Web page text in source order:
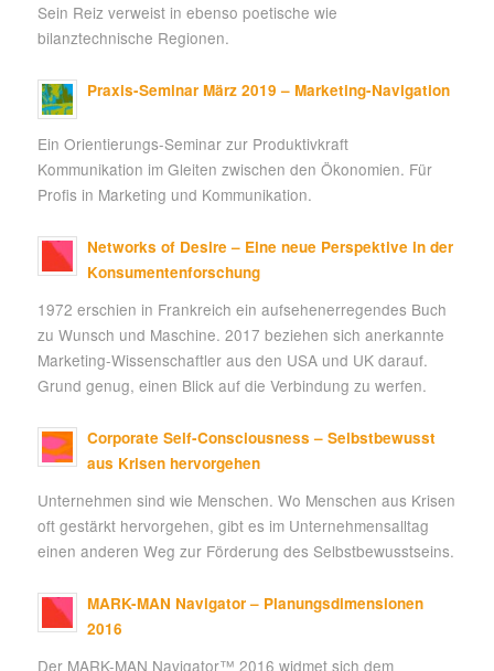
Sein Reiz verweist in ebenso poetische wie
bilanztechnische Regionen.
Praxis-Seminar März 2019 – Marketing-Navigation
Ein Orientierungs-Seminar zur Produktivkraft
Kommunikation im Gleiten zwischen den Ökonomien. Für
Profis in Marketing und Kommunikation.
Networks of Desire – Eine neue Perspektive in der
Konsumentenforschung
1972 erschien in Frankreich ein aufsehenerregendes Buch
zu Wunsch und Maschine. 2017 beziehen sich anerkannte
Marketing-Wissenschaftler aus den USA und UK darauf.
Grund genug, einen Blick auf die Verbindung zu werfen.
Corporate Self-Consciousness – Selbstbewusst
aus Krisen hervorgehen
Unternehmen sind wie Menschen. Wo Menschen aus Krisen
oft gestärkt hervorgehen, gibt es im Unternehmensalltag
einen anderen Weg zur Förderung des Selbstbewusstseins.
MARK-MAN Navigator – Planungsdimensionen
2016
Der MARK-MAN Navigator™ 2016 widmet sich dem